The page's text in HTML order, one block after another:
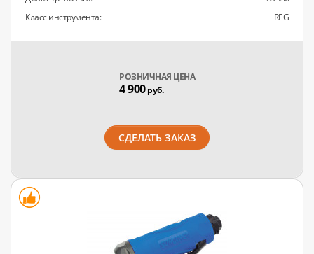
Класс инструмента:
REG
РОЗНИЧНАЯ ЦЕНА
4 900руб.
СДЕЛАТЬ ЗАКАЗ